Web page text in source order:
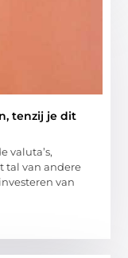
tenzij je dit
valuta’s,
tal van andere
van